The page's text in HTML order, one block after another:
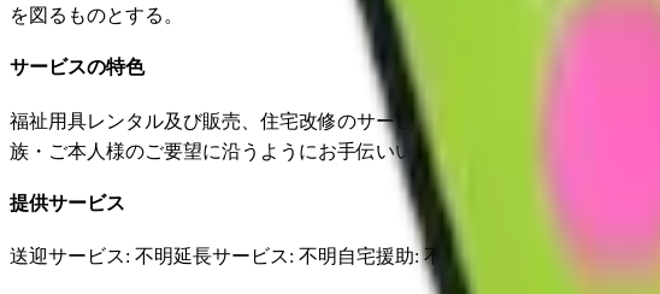
を図るものとする。
サービスの特色
福祉用具レンタル及び販売、住宅改修のサービスを行っています。専門
族・ご本人様のご要望に沿うようにお手伝いいたします。
提供サービス
送迎サービス: 不明延長サービス: 不明 自宅援助: 不明✓